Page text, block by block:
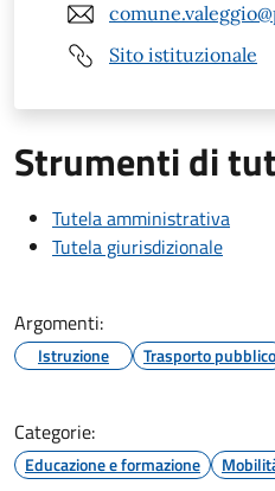
Sito istituzionale
Strumenti di
Tutela amministrativa
Tutela giurisdizionale
Argomenti:
Istruzione Trasporto pubblico
Categorie:
Educazione e formazione